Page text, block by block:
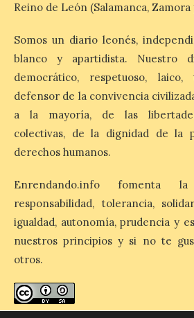
tomarse una caña este
6 Ago 2026
El nuevo ranking
Billionhands revela
preferidos por
consumidores
tomarse una caña este verano, con
Madrid a la cabeza de la lista.
priorizan las […]
El Ayuntamiento de La
Bañeza presenta el
Festival One More Time,
los 80 y 90 para el 16 de
agosto en la Plaza Mayor.
Reino de León (Salamanca,
Somos un diario leonés,
blanco y apartidista. Nuestro
democrático, respetuoso, laico,
defensor de la convivencia
a la mayoría, de las
colectivas, de la dignidad de la
derechos humanos.
Enrendando.info fomenta
responsabilidad, tolerancia,
igualdad, autonomía, prudencia y
nuestros principios y si no te
otros.